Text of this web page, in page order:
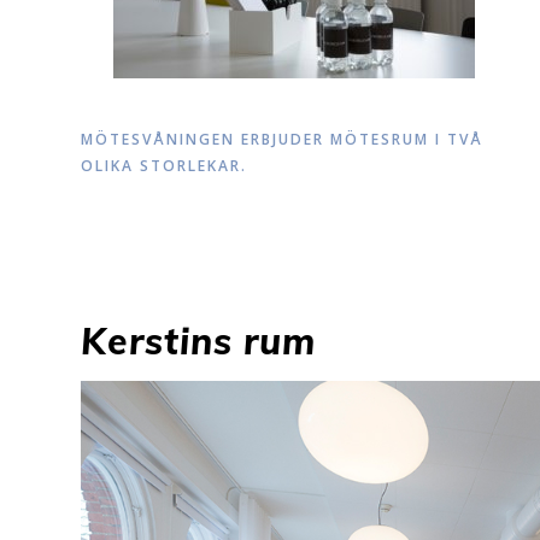
MÖTESVÅNINGEN ERBJUDER MÖTESRUM I TVÅ
OLIKA STORLEKAR.
Kerstins rum